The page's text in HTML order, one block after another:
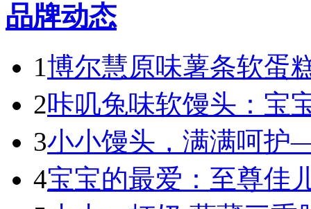
品牌动态
1博尔慧原味薯条软蛋
2咔叽兔味软馒头：宝
3小小馒头，满满呵
4宝宝的最爱：至尊佳